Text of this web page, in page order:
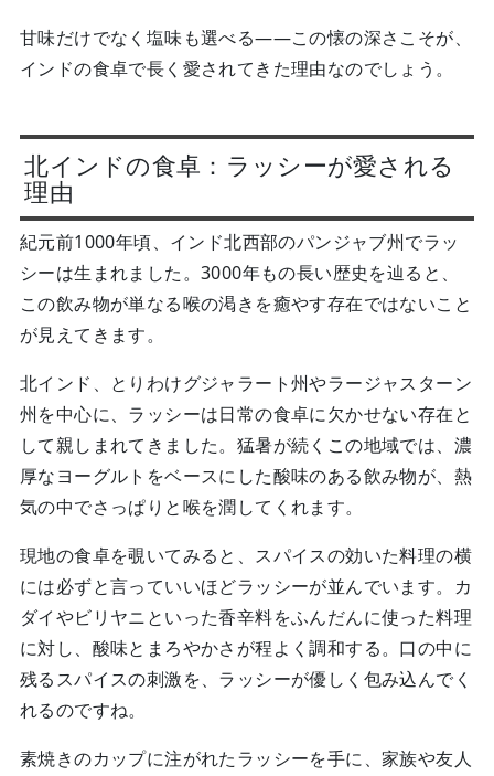
甘味だけでなく塩味も選べる——この懐の深さこそが、
インドの食卓で長く愛されてきた理由なのでしょう。
北インドの食卓：ラッシーが愛される
理由
紀元前1000年頃、インド北西部のパンジャブ州でラッ
シーは生まれました。3000年もの長い歴史を辿ると、
この飲み物が単なる喉の渇きを癒やす存在ではないこと
が見えてきます。
北インド、とりわけグジャラート州やラージャスターン
州を中心に、ラッシーは日常の食卓に欠かせない存在と
して親しまれてきました。猛暑が続くこの地域では、濃
厚なヨーグルトをベースにした酸味のある飲み物が、熱
気の中でさっぱりと喉を潤してくれます。
現地の食卓を覗いてみると、スパイスの効いた料理の横
には必ずと言っていいほどラッシーが並んでいます。カ
ダイやビリヤニといった香辛料をふんだんに使った料理
に対し、酸味とまろやかさが程よく調和する。口の中に
残るスパイスの刺激を、ラッシーが優しく包み込んでく
れるのですね。
素焼きのカップに注がれたラッシーを手に、家族や友人